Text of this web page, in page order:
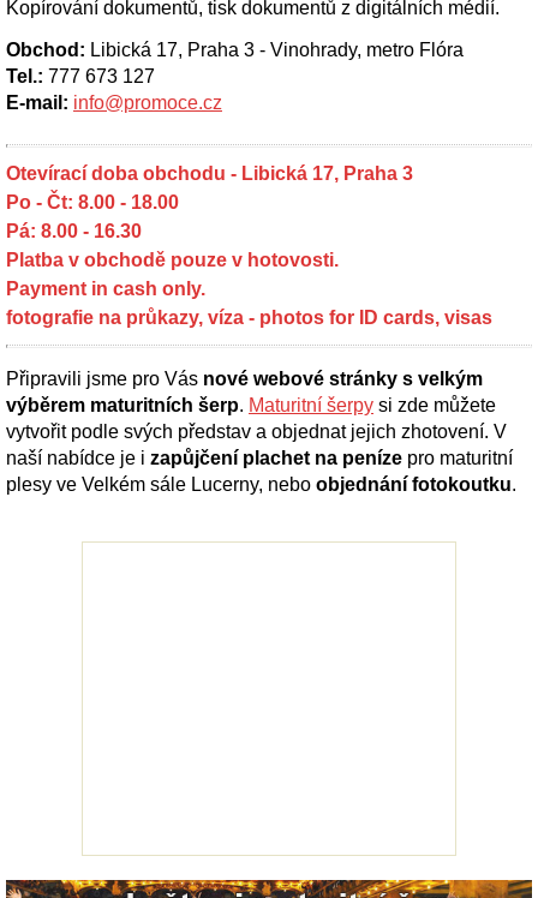
Kopírování dokumentů, tisk dokumentů z digitálních médií.
Obchod: Libická 17, Praha 3 - Vinohrady, metro Flóra
Tel.: 777 673 127
E-mail: info@promoce.cz
Otevírací doba obchodu - Libická 17, Praha 3
Po - Čt: 8.00 - 18.00
Pá: 8.00 - 16.30
Platba v obchodě pouze v hotovosti.
Payment in cash only.
fotografie na průkazy, víza - photos for ID cards, visas
Připravili jsme pro Vás nové webové stránky s velkým
výběrem maturitních šerp. Maturitní šerpy si zde můžete
vytvořit podle svých představ a objednat jejich zhotovení. V
naší nabídce je i zapůjčení plachet na peníze pro maturitní
plesy ve Velkém sále Lucerny, nebo objednání fotokoutku.